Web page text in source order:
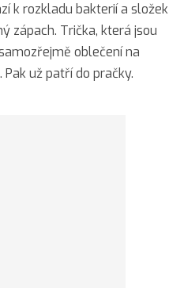
k rozkladu bakterií a složek
zápach. Trička, která jsou
oblečení na
už patří do pračky.